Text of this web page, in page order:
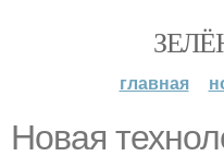
главная
Новая